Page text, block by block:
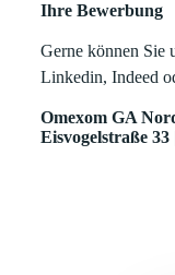
Ihre Bewerbung
Gerne können Sie
Linkedin, Indeed
Omexom GA
Eisvogelstraße